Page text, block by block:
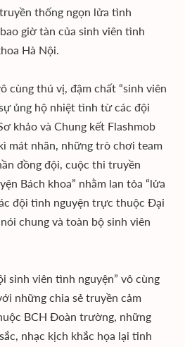
thống ngọn lửa tình
giờ tàn của sinh viên tình
Hà Nội.
cùng thú vị, đậm chất “sinh viên
ủng hộ nhiệt tình từ các đội
khảo và Chung kết Flashmob
mát nhãn, những trò chơi team
đồng đội, cuộc thi truyền
Bách khoa” nhằm lan tỏa “lửa
đội tình nguyện trực thuộc Đại
chung và toàn bộ sinh viên
sinh viên tình nguyện” vô cùng
những chia sẻ truyền cảm
BCH Đoàn trường, những
nhạc kịch khắc họa lại tinh